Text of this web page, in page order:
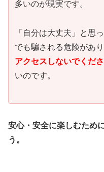
多いのが現実です。
「自分は大丈夫」と思
でも騙される危険があり
アクセスしないでくださ
いのです。
安心・安全に楽しむため
う。